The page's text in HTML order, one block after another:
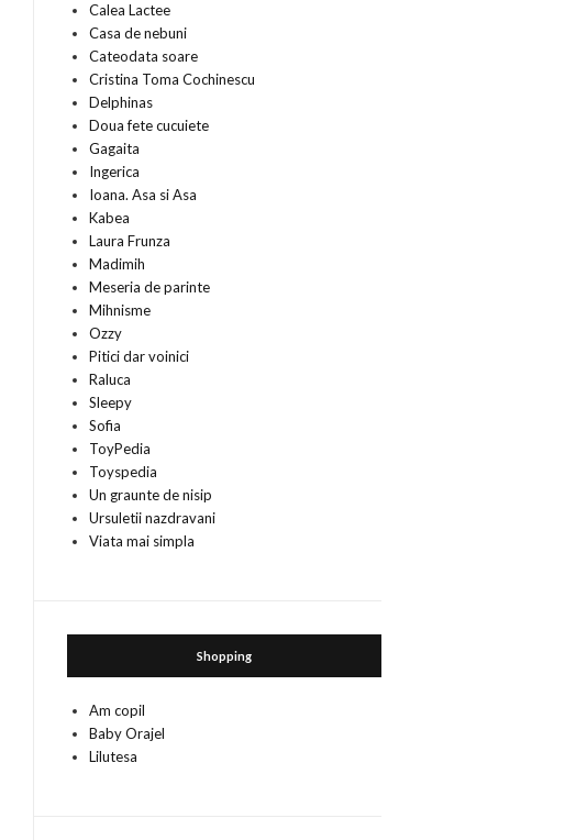
Calea Lactee
Casa de nebuni
Cateodata soare
Cristina Toma Cochinescu
Delphinas
Doua fete cucuiete
Gagaita
Ingerica
Ioana. Asa si Asa
Kabea
Laura Frunza
Madimih
Meseria de parinte
Mihnisme
Ozzy
Pitici dar voinici
Raluca
Sleepy
Sofia
ToyPedia
Toyspedia
Un graunte de nisip
Ursuletii nazdravani
Viata mai simpla
Shopping
Am copil
Baby Orajel
Lilutesa